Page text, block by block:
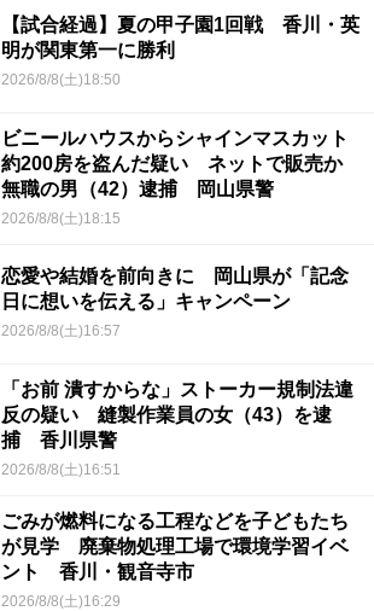
【試合経過】夏の甲子園1回戦 香川・英
明が関東第一に勝利
2026/8/8(土)18:50
ビニールハウスからシャインマスカット
約200房を盗んだ疑い ネットで販売か
無職の男（42）逮捕 岡山県警
2026/8/8(土)18:15
恋愛や結婚を前向きに 岡山県が「記念
日に想いを伝える」キャンペーン
2026/8/8(土)16:57
「お前 潰すからな」ストーカー規制法違
反の疑い 縫製作業員の女（43）を逮
捕 香川県警
2026/8/8(土)16:51
ごみが燃料になる工程などを子どもたち
が見学 廃棄物処理工場で環境学習イベ
ント 香川・観音寺市
2026/8/8(土)16:29